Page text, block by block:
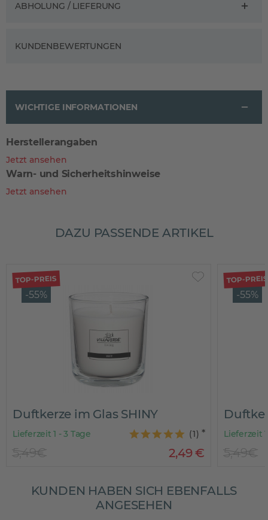
ABHOLUNG / LIEFERUNG
KUNDENBEWERTUNGEN
WICHTIGE INFORMATIONEN
Herstellerangaben
Jetzt ansehen
Warn- und Sicherheitshinweise
Jetzt ansehen
DAZU PASSENDE ARTIKEL
TOP-PREIS
-55%
Duftkerze im Glas SHINY
Lieferzeit 1 - 3 Tage (1)
2,49€
5,49€
TOP-PREIS
-55%
Lieferzeit
5,49€
KUNDEN HABEN SICH EBENFALLS
ANGESEHEN